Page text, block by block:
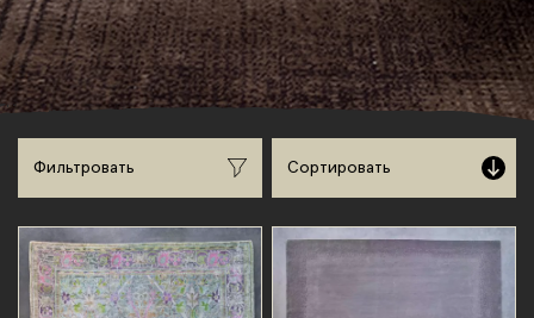
Фильтровать Сортировать